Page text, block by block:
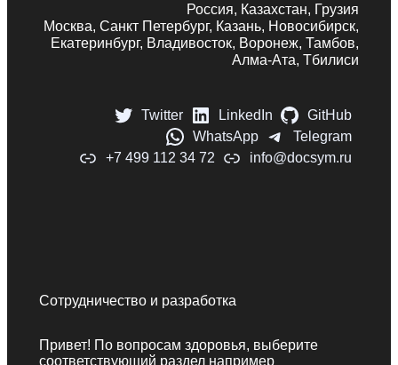
Россия, Казахстан, Грузия
Москва, Санкт Петербург, Казань, Новосибирск,
Екатеринбург, Владивосток, Воронеж, Тамбов,
Алма-Ата, Тбилиси
Twitter LinkedIn
GitHub
WhatsApp
Telegram
+7 499 112 34 72
info@docsym.ru
Сотрудничество и разработка
Привет! По вопросам здоровья, выберите
соответствующий раздел например